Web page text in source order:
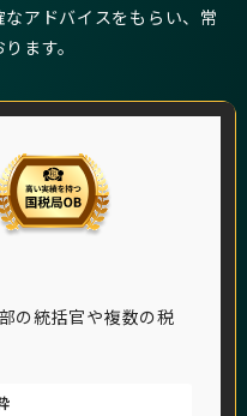
の統括官や複数の税
アドバイスをもらい、常
ます。